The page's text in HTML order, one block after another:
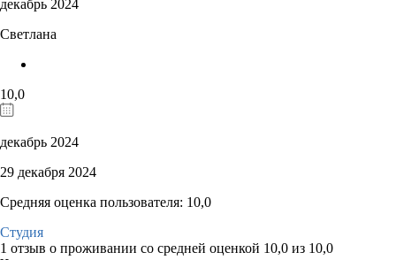
декабрь 2024
Светлана
10,0
декабрь 2024
29 декабря 2024
Средняя оценка пользователя: 10,0
Студия
1 отзыв о проживании со средней оценкой 10,0 из 10,0